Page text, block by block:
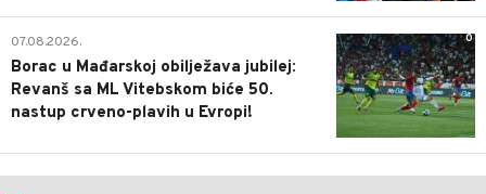
0
07.08.2026.
Borac u Mađarskoj obilježava jubilej:
Revanš sa ML Vitebskom biće 50.
nastup crveno-plavih u Evropi!